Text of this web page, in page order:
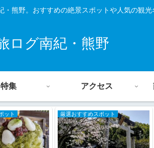
熊野。おすすめの絶景スポットや人気の観光
ログ南紀・熊野
特集 アクセス
ット 厳選おすすめスポット